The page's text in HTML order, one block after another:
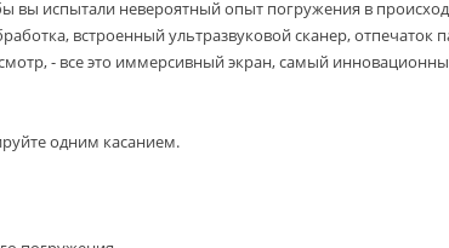
вы испытали невероятный опыт погружения в
встроенный ультразвуковой сканер, отпечаток
- все это иммерсивный экран, самый
одним касанием.